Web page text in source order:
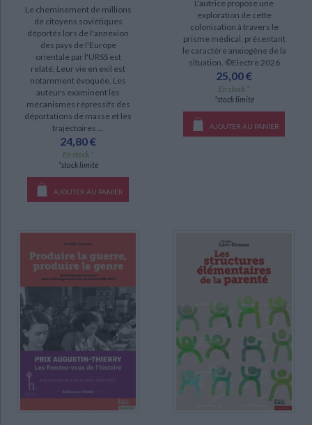
Andrew Abbott et l'héritage de l'Ecole de Chicago (1)
DISPONIBILITÉ
disponible (115)
manquant (21)
a-paraitre (3)
Le cheminement de millions
de citoyens soviétiques
déportés lors de l'annexion
des pays de l'Europe
orientale par l'URSS est
relaté. Leur vie en exil est
notamment évoquée. Les
auteurs examinent les
mécanismes répressifs des
déportations de masse et les
trajectoires ...
24,80 €
En stock *
*stock limité
AJOUTER AU PANIER
L'autrice propose une
exploration de cette
colonisation à travers le
prisme médical, présentant
le caractère anxiogène de la
situation. ©Electre 2026
25,00 €
En stock *
*stock limité
AJOUTER AU PANIER